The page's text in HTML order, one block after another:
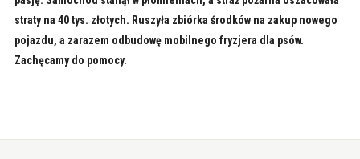
straty na 40 tys. złotych. Ruszyła zbiórka środków na zakup nowego
pojazdu, a zarazem odbudowę mobilnego fryzjera dla psów.
Zachęcamy do pomocy.